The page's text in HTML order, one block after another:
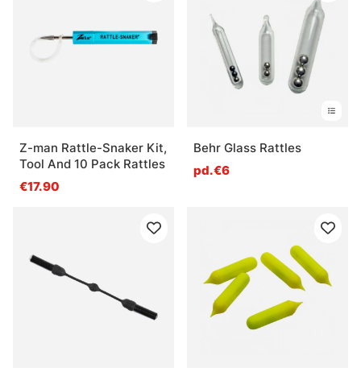
Z-man Rattle-Snaker Kit,
Tool And 10 Pack Rattles
€17.90
Behr Glass Rattles
pd.€6